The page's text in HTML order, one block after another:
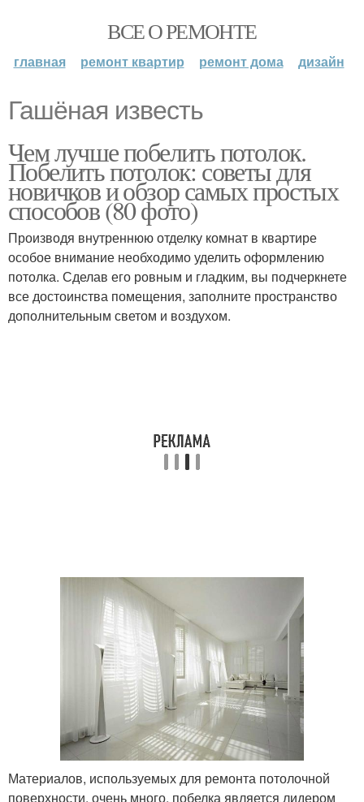
ВСЕ О РЕМОНТЕ
главная ремонт квартир ремонт дома дизайн
Гашёная известь
Чем лучше побелить потолок.
Побелить потолок: советы для
новичков и обзор самых простых
способов (80 фото)
Производя внутреннюю отделку комнат в квартире
особое внимание необходимо уделить оформлению
потолка. Сделав его ровным и гладким, вы подчеркнете
все достоинства помещения, заполните пространство
дополнительным светом и воздухом.
Материалов, используемых для ремонта потолочной
поверхности, очень много, побелка является лидером